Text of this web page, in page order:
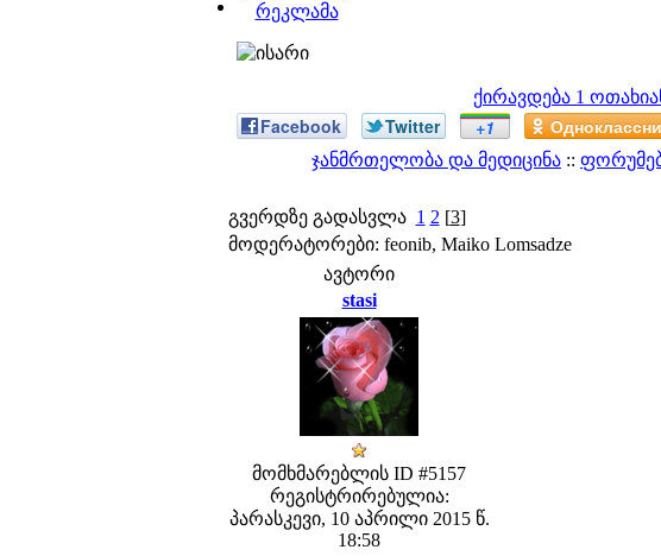
რეკლამა
ქირავდება 1
Facebook Twitter +1
ჯანმრთელობა და მედიცინა ::
გვერდზე გადასვლა 1 2 [3]
მოდერატორები: feonib, Maiko Lomsadze
ავტორი
stasi
მომხმარებლის ID #5157
რეგისტრირებულია:
პარასკევი, 10 აპრილი 2015 წ.
18:58